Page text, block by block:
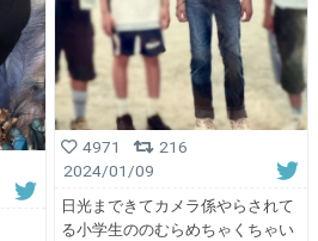
4971
216
2024/01/09
日光まできてカメラ係やらされて
る小学生ののむらめちゃくちゃい